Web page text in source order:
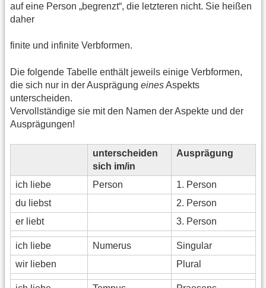
auf eine Person „begrenzt“, die letzteren nicht. Sie heißen
daher
finite und infinite Verbformen.
Die folgende Tabelle enthält jeweils einige Verbformen,
die sich nur in der Ausprägung einesAspekts
unterscheiden.
Vervollständige sie mit den Namen der Aspekte und der
Ausprägungen!
unterscheiden
sich im/in
Ausprägung
ich liebe Person
1. Person
du liebst
2. Person
er liebt
3. Person
ich liebe Numerus
Singular
wir lieben
Plural